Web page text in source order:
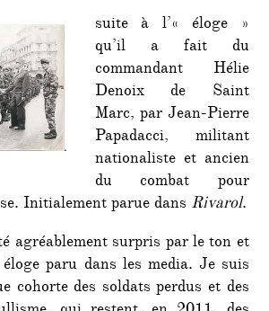
de
Paris
suite à l’« éloge »
qu’il a fait du
commandant Hélie
Denoix de Saint
Marc, par Jean-Pierre
Papadacci, militant
nationaliste et ancien
du combat pour
Initialement parue dans Rivarol.
agréablement surpris par le ton et
paru dans les media. Je suis
cohorte des soldats perdus et des